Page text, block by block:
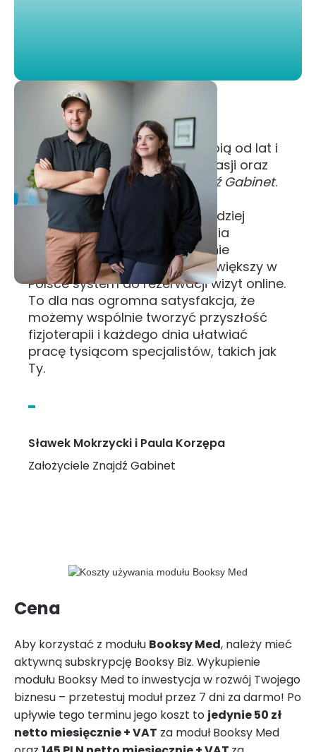
Jesteśmy związani z fizjoterapią od lat i
włożyliśmy mnóstwo serca, pasji oraz
wiedzy budując system Znajdź Gabinet.
Razem z Booksy stworzyliśmy
rozwiązanie, które jeszcze bardziej
podnosi standardy zarządzania
gabinetem łącząc prowadzenie
dokumentacji medycznej i największy w
Polsce system do rezerwacji wizyt online.
To dla nas ogromna satysfakcja, że
możemy wspólnie tworzyć przyszłość
fizjoterapii i każdego dnia ułatwiać
pracę tysiącom specjalistów, takich jak
Ty.
Sławek Mokrzycki i Paula Korzępa
Założyciele Znajdź Gabinet
Cena
Aby korzystać z modułu Booksy Med, należy mieć
aktywną subskrypcję Booksy Biz. Wykupienie
modułu Booksy Med to inwestycja w rozwój Twojego
biznesu – przetestuj moduł przez 7 dni za darmo! Po
upływie tego terminu jego koszt to jedynie 50 zł
netto miesięcznie + VAT za moduł Booksy Med